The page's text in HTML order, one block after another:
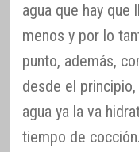
agua que hay que
menos y por lo
punto, además,
desde el
agua ya la va
tiempo de